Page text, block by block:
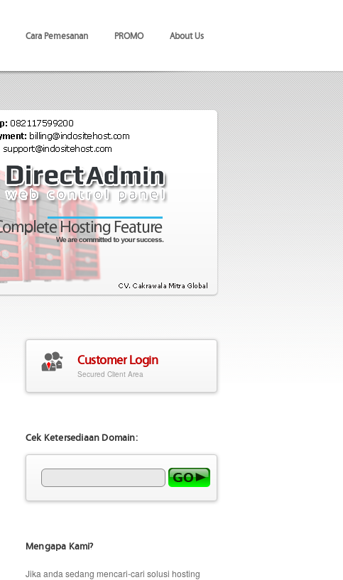
Cara Pemesanan PROMO About Us
Customer Login
Secured Client Area
Cek Ketersediaan Domain:
Mengapa Kami?
Jika anda sedang mencari-cari solusi hosting